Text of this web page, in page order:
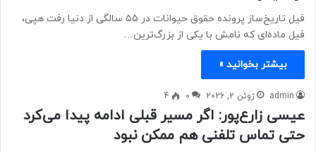
فیل تاریخ‌ساز پرونده حقوق حیوانات در ۵۵ سالگی از دنیا رفت هپی،
فیل ماده‌ای که نامش با یکی از بزرگ‌ترین…
بیشتر بخوانید »
admin ژوئن 2, 2026 0
4
عیسی زارع‌پور: اگر مسیر قبلی ادامه پیدا می‌کرد
حتی تماس تلفنی هم ممکن نبود